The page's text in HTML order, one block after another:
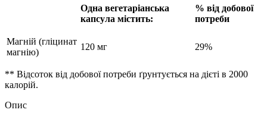
Одна вегетаріанська
капсула містить:
% від добової
потреби
Магній (гліцинат
магнію)
120 мг 29%
** Відсоток від добової потреби ґрунтується на дієті в 2000
калорій.
Опис